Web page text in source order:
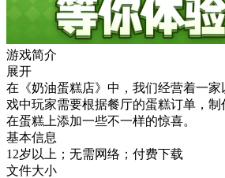
游戏简介
展开
在《奶油蛋糕店》中，我们经营着一
戏中玩家需要根据餐厅的蛋糕订单，
在蛋糕上添加一些不一样的惊喜。
基本信息
12岁以上；无需网络；付费下载
文件大小